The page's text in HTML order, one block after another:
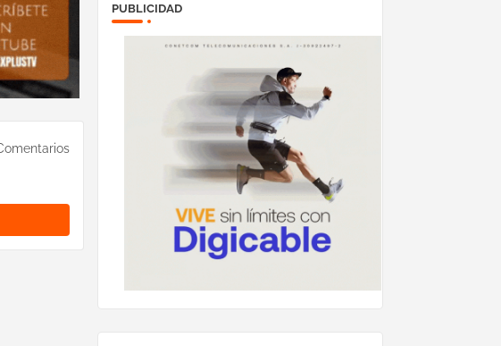
PUBLICIDAD